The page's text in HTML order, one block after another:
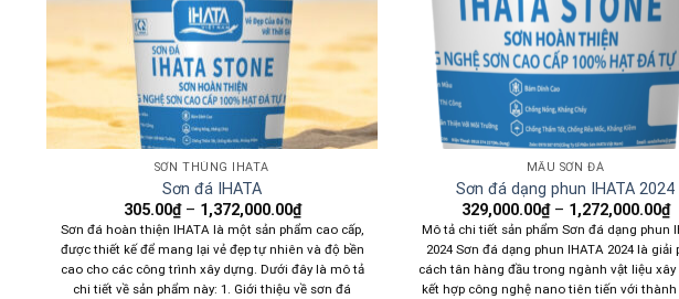
SƠN THÙNG IHATA
Sơn đá IHATA
305.00₫– 1,372,000.00₫
Sơn đá hoàn thiện IHATA là một sản phẩm cao cấp,
được thiết kế để mang lại vẻ đẹp tự nhiên và độ bền
cao cho các công trình xây dựng. Dưới đây là mô tả
chi tiết về sản phẩm này: 1. Giới thiệu về sơn đá
MẪU SƠN ĐÁ
Sơn đá dạng phun IHATA 2024
329,000.00₫– 1,272,000.00₫
Mô tả chi tiết sản phẩm Sơn đá dạng phun
2024 Sơn đá dạng phun IHATA 2024 là giải
cách tân hàng đầu trong ngành vật liệu xây
kết hợp công nghệ nano tiên tiến với thành